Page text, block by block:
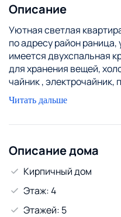
Описание
Уютная светлая
по адресу район
имеется двухспальная
для хранения вещей,
чайник , электрочайник,
машина,постельное
дополнительное
многое другое.
при себе иметь паспорт.
Читать дальше
Описание дома
Кирпичный дом
Этаж: 4
Этажей: 5